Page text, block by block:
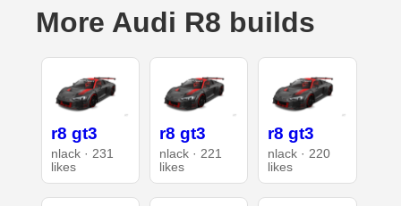
More Audi R8 builds
r8 gt3
nlack · 231
likes
r8 gt3
nlack · 221
likes
r8 gt3
nlack · 220
likes